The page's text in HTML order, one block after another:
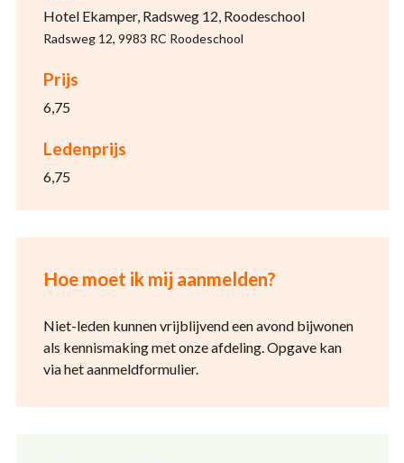
Hotel Ekamper, Radsweg 12, Roodeschool
Radsweg 12, 9983 RC Roodeschool
Prijs
6,75
Ledenprijs
6,75
Hoe moet ik mij aanmelden?
Niet-leden kunnen vrijblijvend een avond bijwonen
als kennismaking met onze afdeling. Opgave kan
via het aanmeldformulier.